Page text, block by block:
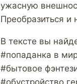
ужасную
Преобразиться и
В тексте вы
#попаданка в
#бытовое